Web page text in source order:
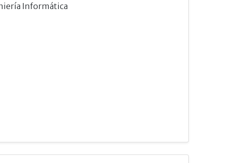
Informática